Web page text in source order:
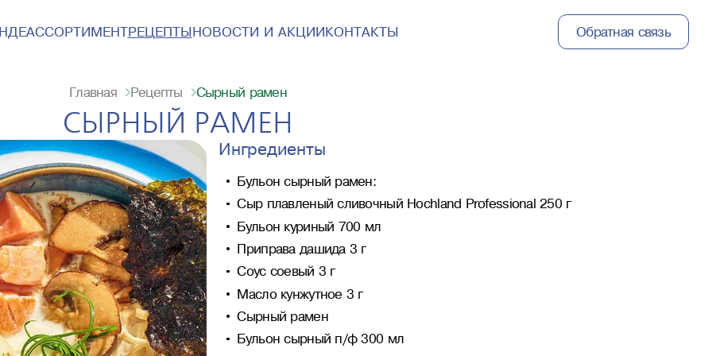
АССОРТИМЕНТРЕЦЕПТЫНОВОСТИ И АКЦИИКОНТАКТЫ Обратная связь
Главная Рецепты Сырный рамен
СЫРНЫЙ РАМЕН
Ингредиенты
Бульон сырный рамен:
Сыр плавленый сливочный Hochland Professional 250 г
Бульон куриный 700 мл
Приправа дашида 3 г
Соус соевый 3 г
Масло кунжутное 3 г
Сырный рамен
Бульон сырный п/ф 300 мл